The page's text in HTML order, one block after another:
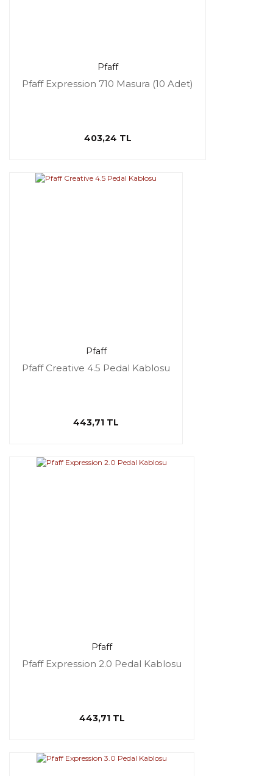
Pfaff
Pfaff Expression 710 Masura (10 Adet)
403,24 TL
Pfaff
Pfaff Creative 4.5 Pedal Kablosu
443,71 TL
Pfaff
Pfaff Expression 2.0 Pedal Kablosu
443,71 TL